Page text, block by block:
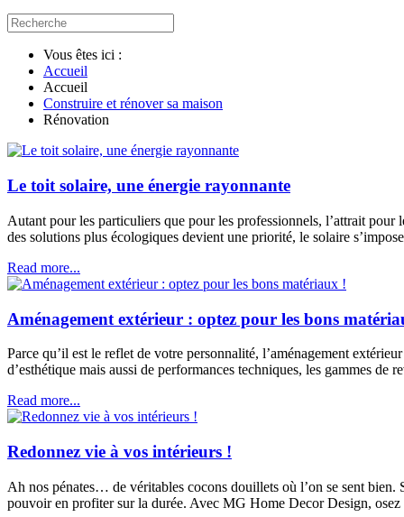
Vous êtes ici :
Accueil
Accueil
Construire et rénover sa maison
Rénovation
Le toit solaire, une énergie rayonnante
Autant pour les particuliers que pour les professionnels, l’attrait pour
des solutions plus écologiques devient une priorité, le solaire
Read more...
Aménagement extérieur : optez pour les bons
Parce qu’il est le reflet de votre personnalité, l’aménagement
d’esthétique mais aussi de performances techniques, les gammes de
Read more...
Redonnez vie à vos intérieurs !
Ah nos pénates… de véritables cocons douillets où l’on se sent
pouvoir en profiter sur la durée. Avec MG Home Decor Design,